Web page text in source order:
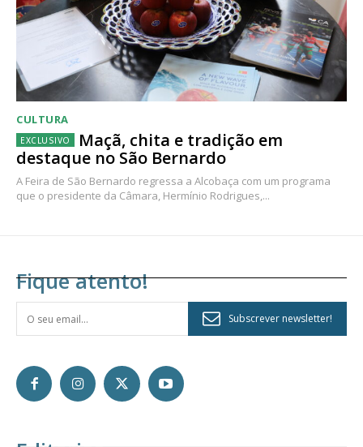
CULTURA
Maçã, chita e tradição em
destaque no São Bernardo
A Feira de São Bernardo regressa a Alcobaça com um programa
que o presidente da Câmara, Hermínio Rodrigues,...
Fique atento!
Subscrever newsletter!